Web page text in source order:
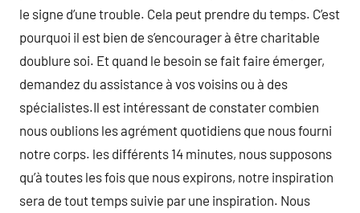
le signe d’une trouble. Cela peut prendre du temps. C’est
pourquoi il est bien de s’encourager à être charitable
doublure soi. Et quand le besoin se fait faire émerger,
demandez du assistance à vos voisins ou à des
spécialistes.Il est intéressant de constater combien
nous oublions les agrément quotidiens que nous fourni
notre corps. les différents 14 minutes, nous supposons
qu’à toutes les fois que nous expirons, notre inspiration
sera de tout temps suivie par une inspiration. Nous